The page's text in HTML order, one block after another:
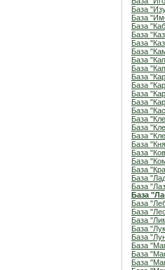
База
База
База
База
База
База
База
База
База
База
База
База
База
База
База
База
База
База
База
База
База
База
База
База
База
База
База
База
База
База
База